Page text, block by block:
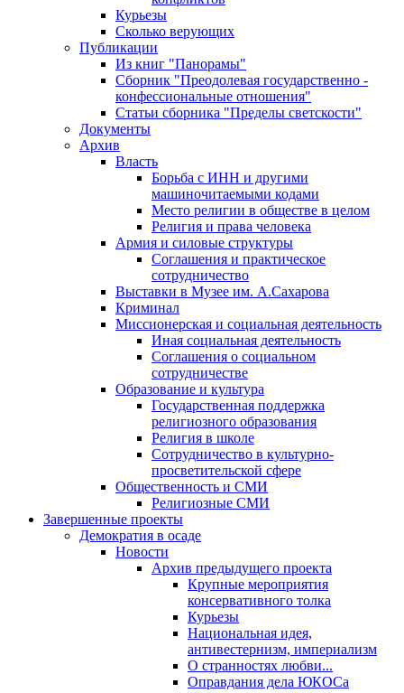
Курьезы
Сколько верующих
Публикации
Из книг "Панорамы"
Сборник "Преодолевая государственно -
конфессиональные отношения"
Статьи сборника "Пределы светскости"
Документы
Архив
Власть
Борьба с ИНН и другими
машиночитаемыми кодами
Место религии в обществе в целом
Религия и права человека
Армия и силовые структуры
Соглашения и практическое
сотрудничество
Выставки в Музее им. А.Сахарова
Криминал
Миссионерская и социальная деятельность
Иная социальная деятельность
Соглашения о социальном
сотрудничестве
Образование и культура
Государственная поддержка
религиозного образования
Религия в школе
Сотрудничество в культурно-
просветительской сфере
Общественность и СМИ
Религиозные СМИ
Завершенные проекты
Демократия в осаде
Новости
Архив предыдущего проекта
Крупные мероприятия
консервативного толка
Курьезы
Национальная идея,
антивестернизм, империализм
О странностях любви...
Оправдания дела ЮКОСа